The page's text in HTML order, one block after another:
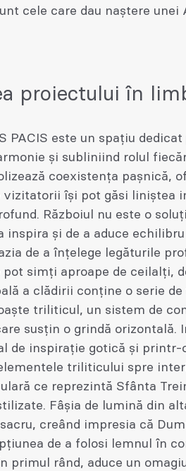
cele care dau naștere
proiectului în
PACIS este un spațiu
și subliniind rolul
coexistența pașnică,
vizitatorii își pot găsi liniștea
Războiul nu este o
inspira și de a aduce
de a înțelege legăturile
pot simți aproape de ceilalți,
a clădirii conține o serie
triliticul, un sistem de
susțin o grindă
de inspirație gotică și printr-
triliticului spre
ce reprezintă Sfânta
Fâșia de lumină din
creând impresia că
de a folosi lemnul în
primul rând, aduce un